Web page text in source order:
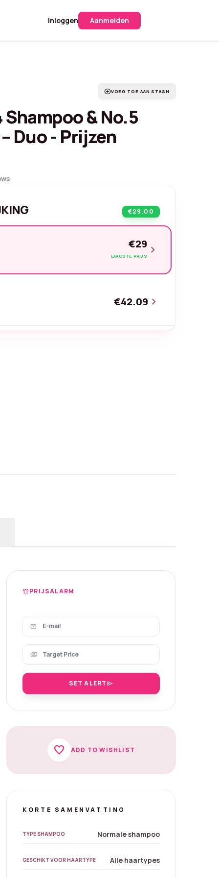
Inloggen Aanmelden
add_circleVOEG TOE AAN STASH
& No.5
Duo - Prijzen
€29.00
€29
LAAGSTE PRIJS chevron_right
€42.09 chevron_right
notifications_activePRIJSALARM
mail
payments
SET ALERTsend
favorite ADD TO WISHLIST
KORTE SAMENVATTING
TYPE SHAMPOO Normale shampoo
GESCHIKT VOOR HAARTYPE Alle haartypes